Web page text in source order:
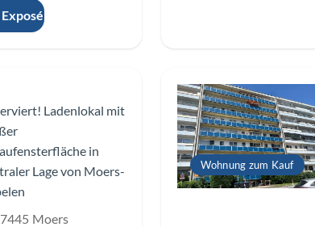
Ladenlokal mit
in
Lage von Moers-
Moers
Slide 1 of 16
Wohnung zum Kauf